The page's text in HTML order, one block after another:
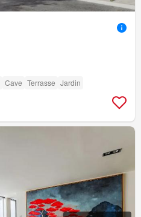
Cave Terrasse Jardin